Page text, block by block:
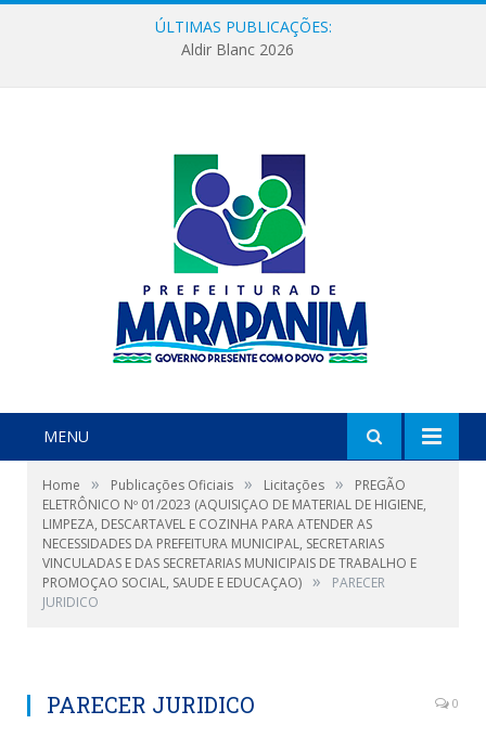
ÚLTIMAS PUBLICAÇÕES:
Aldir Blanc 2026
MENU
Home » Publicações Oficiais » Licitações »
PREGÃO
ELETRÔNICO Nº 01/2023 (AQUISIÇAO DE MATERIAL DE HIGIENE,
LIMPEZA, DESCARTAVEL E COZINHA PARA ATENDER AS
NECESSIDADES DA PREFEITURA MUNICIPAL, SECRETARIAS
VINCULADAS E DAS SECRETARIAS MUNICIPAIS DE TRABALHO E
PROMOÇAO SOCIAL, SAUDE E EDUCAÇAO) »
PARECER
JURIDICO
PARECER JURIDICO 0